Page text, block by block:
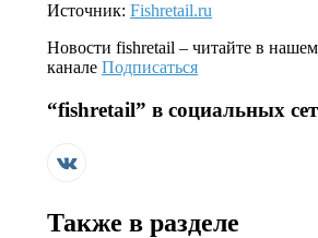
Источник: Fishretail.ru
Новости fishretail – читайте в
канале Подписаться
“fishretail” в социальных
Также в разделе